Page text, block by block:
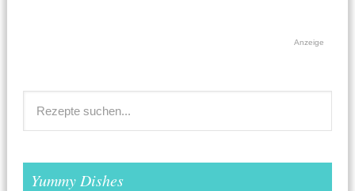
Anzeige
Yummy Dishes